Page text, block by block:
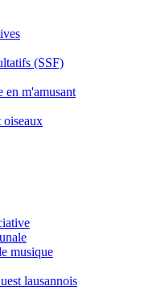
(SSF)
en m'amusant
oiseaux
musique
lausannois